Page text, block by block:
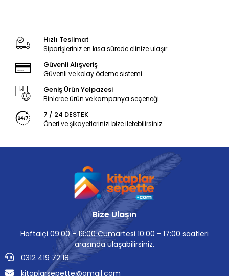
Hızlı Teslimat
Siparişleriniz en kısa sürede elinize ulaşır.
Güvenli Alışveriş
Güvenli ve kolay ödeme sistemi
Geniş Ürün Yelpazesi
Binlerce ürün ve kampanya seçeneği
7 / 24 DESTEK
Öneri ve şikayetlerinizi bize iletebilirsiniz.
Bize Ulaşın
Haftaiçi 09:00 - 19:00 Cumartesi 10:00 - 17:00 saatleri
arasında ulaşabilirsiniz.
0312 419 72 18
kitaplarsepette@gmail.com